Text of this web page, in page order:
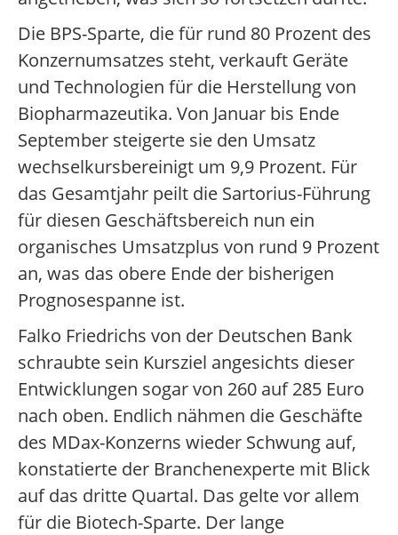
Die BPS-Sparte, die für rund 80 Prozent des
Konzernumsatzes steht, verkauft Geräte
und Technologien für die Herstellung von
Biopharmazeutika. Von Januar bis Ende
September steigerte sie den Umsatz
wechselkursbereinigt um 9,9 Prozent. Für
das Gesamtjahr peilt die Sartorius-Führung
für diesen Geschäftsbereich nun ein
organisches Umsatzplus von rund 9 Prozent
an, was das obere Ende der bisherigen
Prognosespanne ist.
Falko Friedrichs von der Deutschen Bank
schraubte sein Kursziel angesichts dieser
Entwicklungen sogar von 260 auf 285 Euro
nach oben. Endlich nähmen die Geschäfte
des MDax-Konzerns wieder Schwung auf,
konstatierte der Branchenexperte mit Blick
auf das dritte Quartal. Das gelte vor allem
für die Biotech-Sparte. Der lange